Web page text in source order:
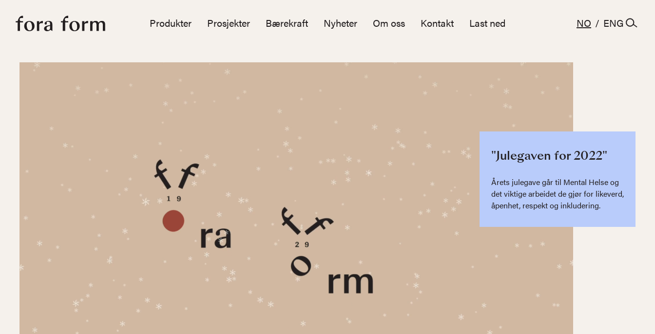
Produkter Prosjekter Bærekraft Nyheter Om oss Kontakt Last ned NO / ENG
"Julegaven for 2022"
Årets julegave går til Mental Helse og
det viktige arbeidet de gjør for likeverd,
åpenhet, respekt og inkludering.